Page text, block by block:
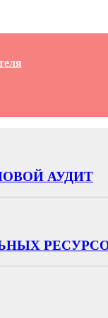
АУДИТ